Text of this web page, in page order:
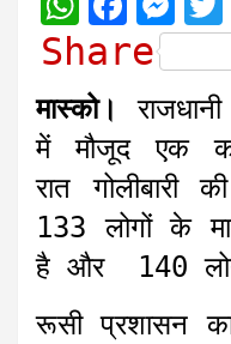
h
a
t
s
A
p
p
a
e
b
o
o
k
e
s
s
e
n
g
e
r
e
Share
मास्को।
में मौजूद एक
रात
133 लोगों के
है और 140
रूसी प्रशासन